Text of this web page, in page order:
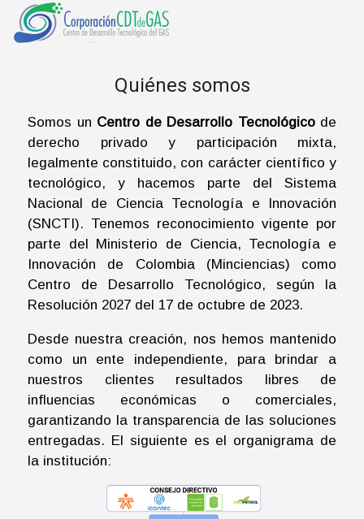
Quiénes somos
Somos un Centro de Desarrollo Tecnológicode
derecho privado y participación mixta,
legalmente constituido, con carácter científico y
tecnológico, y hacemos parte del Sistema
Nacional de Ciencia Tecnología e Innovación
(SNCTI). Tenemos reconocimiento vigente por
parte del Ministerio de Ciencia, Tecnología e
Innovación de Colombia (Minciencias) como
Centro de Desarrollo Tecnológico, según la
Resolución 2027 del 17 de octubre de 2023.
Desde nuestra creación, nos hemos mantenido
como un ente independiente, para brindar a
nuestros clientes resultados libres de
influencias económicas o comerciales,
garantizando la transparencia de las soluciones
entregadas. El siguiente es el organigrama de
la institución: